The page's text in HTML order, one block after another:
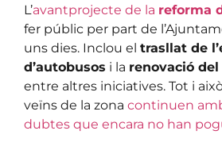
L’avantprojecte de la reforma
fer públic per part de
uns dies. Inclou el trasllat de
d’autobusos i la renovació
entre altres iniciatives. Tot i
veïns de la zona continuen
dubtes que encara no han